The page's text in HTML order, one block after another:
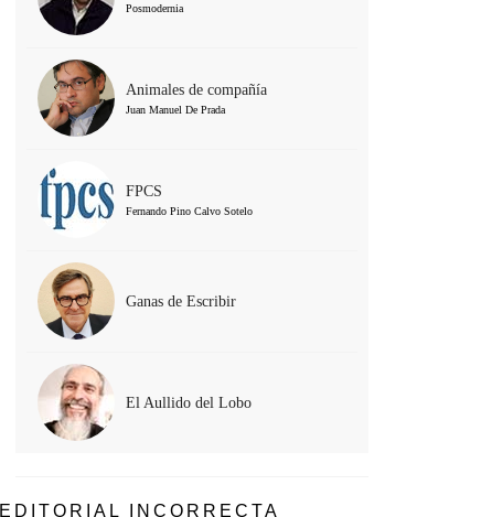
Posmodernia
Animales de compañía
Juan Manuel De Prada
FPCS
Fernando Pino Calvo Sotelo
Ganas de Escribir
El Aullido del Lobo
EDITORIAL INCORRECTA